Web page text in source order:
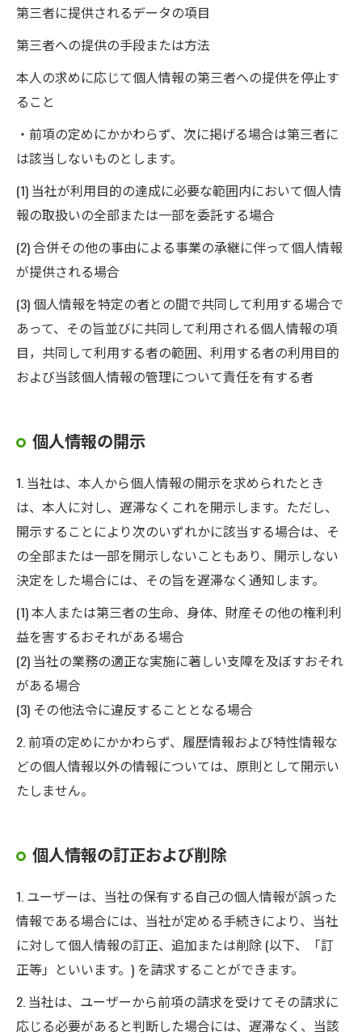
第三者に提供されるデータの項目
第三者への提供の手段または方法
本人の求めに応じて個人情報の第三者への提供を停止す
ること
・前項の定めにかかわらず、次に掲げる場合は第三者に
は該当しないものとします。
(1) 当社が利用目的の達成に必要な範囲内において個人情
報の取扱いの全部または一部を委託する場合
(2) 合併その他の事由による事業の承継に伴って個人情報
が提供される場合
(3) 個人情報を特定の者との間で共同して利用する場合で
あって、その旨並びに共同して利用される個人情報の項
目，共同して利用する者の範囲、利用する者の利用目的
および当該個人情報の管理について責任を有する者
個人情報の開示
1. 当社は、本人から個人情報の開示を求められたとき
は、本人に対し、遅滞なくこれを開示します。ただし、
開示することにより次のいずれかに該当する場合は、そ
の全部または一部を開示しないこともあり、開示しない
決定をした場合には、その旨を遅滞なく通知します。
(1) 本人または第三者の生命、身体、財産その他の権利利
益を害するおそれがある場合
(2) 当社の業務の適正な実施に著しい支障を及ぼすおそれ
がある場合
(3) その他法令に違反することとなる場合
2. 前項の定めにかかわらず、履歴情報および特性情報な
どの個人情報以外の情報については、原則として開示い
たしません。
個人情報の訂正および削除
1. ユーザーは、当社の保有する自己の個人情報が誤った
情報である場合には、当社が定める手続きにより、当社
に対して個人情報の訂正、追加または削除 (以下、「訂
正等」といいます。) を請求することができます。
2. 当社は、ユーザーから前項の請求を受けてその請求に
応じる必要があると判断した場合には、遅滞なく、当該